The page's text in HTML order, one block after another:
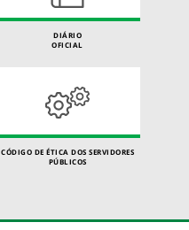
DIÁRIO
OFICIAL
CÓDIGO DE ÉTICA DOS SERVIDORES
PÚBLICOS